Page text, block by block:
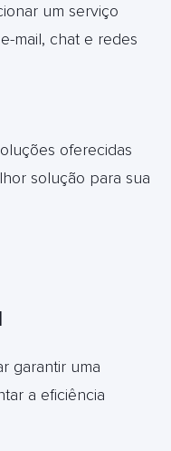
um serviço
mail, chat e redes
oferecidas
solução para sua
garantir uma
a eficiência